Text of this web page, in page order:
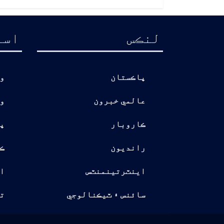
لنڪس
پاڪستان
عالمي خبرون
ڪاروبار
رانديون
اينٽرتينمنٽس
سائنس ۽ ٽيڪنالوجي